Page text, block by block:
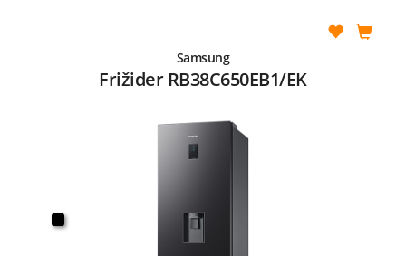
Samsung
Frižider RB38C650EB1/EK